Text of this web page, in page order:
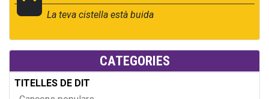
La teva cistella està buida
CATEGORIES
TITELLES DE DIT